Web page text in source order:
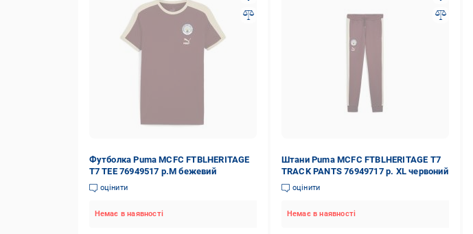
Футболка Puma MCFC FTBLHERITAGE
T7 TEE 76949517 р.M бежевий
оцінити
Немає в наявності
Штани Puma MCFC FTBLHERITAGE T7
TRACK PANTS 76949717 р. XL червоний
оцінити
Немає в наявності